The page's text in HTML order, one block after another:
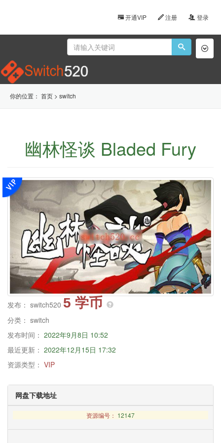
开通VIP 注册 登录
你的位置： 首页 > switch
幽林怪谈 Bladed Fury
发布： switch520 5 学币
分类： switch
发布时间： 2022年9月8日 10:52
最近更新： 2022年12月15日 17:32
资源类型： VIP
网盘下载地址
资源编号： 12147